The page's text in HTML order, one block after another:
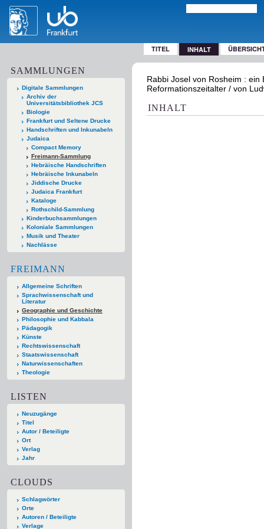
TITEL INHALT
SAMMLUNGEN
Digitale Sammlungen
Archiv der
Universitätsbibliothek JCS
Biologie
Frankfurt und Seltene Drucke
Handschriften und Inkunabeln
Judaica
Compact Memory
Freimann-Sammlung
Hebräische Handschriften
Hebräische Inkunabeln
Jiddische Drucke
Judaica Frankfurt
Kataloge
Rothschild-Sammlung
Kinderbuchsammlungen
Koloniale Sammlungen
Musik und Theater
Nachlässe
FREIMANN
Allgemeine Schriften
Sprachwissenschaft und
Literatur
Geographie und Geschichte
Philosophie und Kabbala
Pädagogik
Künste
Rechtswissenschaft
Staatswissenschaft
Naturwissenschaften
Theologie
LISTEN
Neuzugänge
Titel
Autor / Beteiligte
Ort
Verlag
Jahr
CLOUDS
Schlagwörter
Orte
Autoren / Beteiligte
Verlage
Rabbi Josel von Rosheim :
Reformationszeitalter / von
INHALT